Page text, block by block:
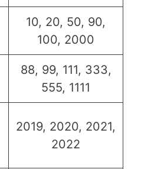
10, 20, 50, 90,
100, 2000
88, 99, 111, 333,
555, 1111
2019, 2020, 2021,
2022